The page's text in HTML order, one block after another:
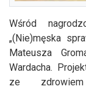
Wśród
„(Nie)męska
Mateusza
Wardacha.
ze